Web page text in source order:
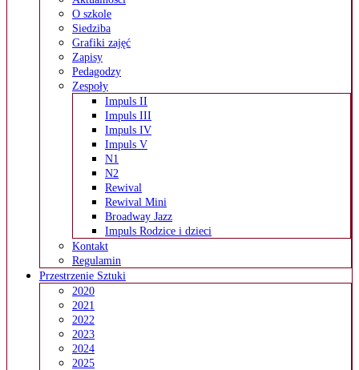
O szkole
Siedziba
Grafiki zajęć
Zapisy
Pedagodzy
Zespoły
Impuls II
Impuls III
Impuls IV
Impuls V
N1
N2
Rewival
Rewival Mini
Broadway Jazz
Impuls Rodzice i dzieci
Kontakt
Regulamin
Przestrzenie Sztuki
2020
2021
2022
2023
2024
2025